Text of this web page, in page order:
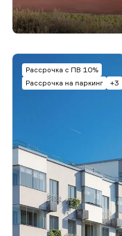
Рассрочка с ПВ 10%
Рассрочка на паркинг
+3